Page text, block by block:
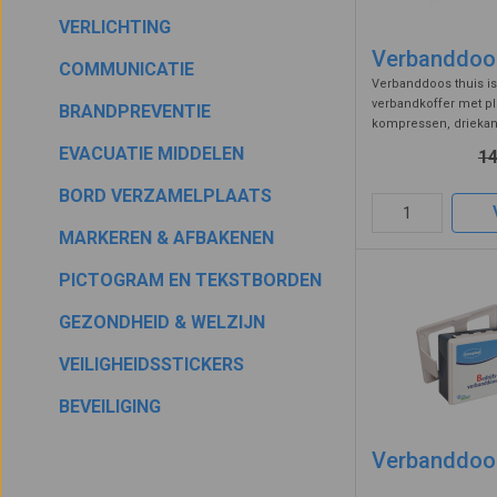
VERLICHTING
COMMUNICATIE
BRANDPREVENTIE
EVACUATIE MIDDELEN
BORD VERZAMELPLAATS
MARKEREN & AFBAKENEN
PICTOGRAM EN TEKSTBORDEN
GEZONDHEID & WELZIJN
VEILIGHEIDSSTICKERS
BEVEILIGING
Heeft u met
Alle EHBO
bent u bij ons
Verbanddoos thuis
verbandkoffer met
kompressen,
handschoenen,
altijd 1e hulp ...